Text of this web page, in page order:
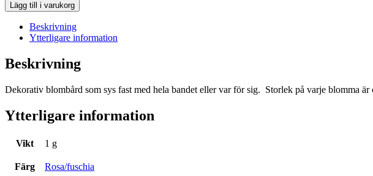
Lägg till i varukorg
Beskrivning
Ytterligare information
Beskrivning
Dekorativ blombård som sys fast med hela bandet eller var för sig. Storlek på varje blomma
Ytterligare information
Vikt 1 g
Färg Rosa/fuschia